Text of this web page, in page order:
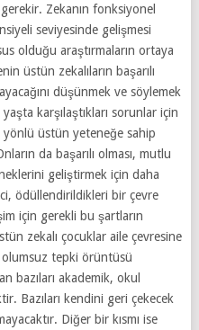
Zekanın fonksiyonel
seviyesinde gelişmesi
olduğu araştırmaların ortaya
üstün zekalıların başarılı
düşünmek ve söylemek
karşılaştıkları sorunlar için
üstün yeteneğe sahip
da başarılı olması, mutlu
geliştirmek için daha
ödüllendirildikleri bir çevre
için gerekli bu şartların
zekalı çocuklar aile çevresine
tepki örüntüsü
bazıları akademik, okul
Bazıları kendini geri çekecek
Diğer bir kısmı ise